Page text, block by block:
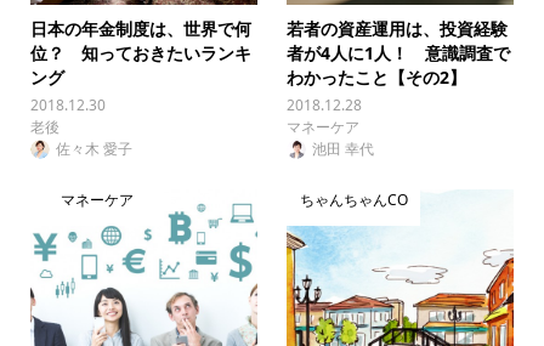
日本の年金制度は、世界で何
位？ 知っておきたいランキ
ング
2018.12.30
老後
佐々木 愛子
若者の資産運用は、投資経験
者が4人に1人！ 意識調査で
わかったこと【その2】
2018.12.28
マネーケア
池田 幸代
マネーケア ちゃんちゃんCO